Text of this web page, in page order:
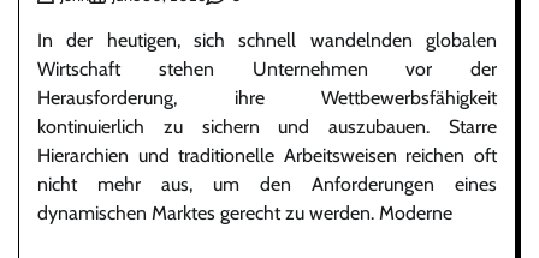
In der heutigen, sich schnell wandelnden globalen
Wirtschaft stehen Unternehmen vor der
Herausforderung, ihre Wettbewerbsfähigkeit
kontinuierlich zu sichern und auszubauen. Starre
Hierarchien und traditionelle Arbeitsweisen reichen oft
nicht mehr aus, um den Anforderungen eines
dynamischen Marktes gerecht zu werden. Moderne